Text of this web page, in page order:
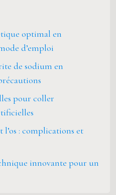
optimal en
d’emploi
de sodium en
pour coller
: complications et
innovante pour un